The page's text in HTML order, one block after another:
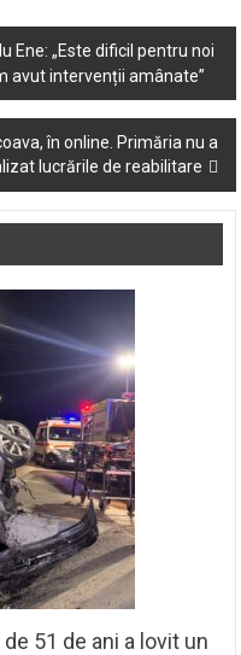
Ene: „Este dificil pentru noi
avut intervenții amânate”
în online. Primăria nu a
lucrările de reabilitare
51 de ani a lovit un